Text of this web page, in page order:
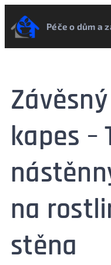
Péče o dům a
kapes –
na
stěna